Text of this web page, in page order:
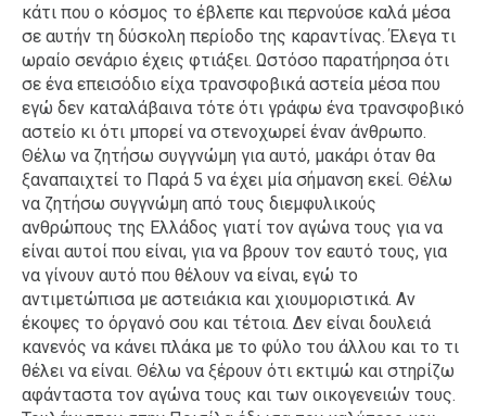
AGENDA
Agenda
Επιλογές
Εισιτήρια
κάτι που ο κόσμος το έβλεπε και περνούσε καλά μέσα
σε αυτήν τη δύσκολη περίοδο της καραντίνας. Έλεγα τι
ωραίο σενάριο έχεις φτιάξει. Ωστόσο παρατήρησα ότι
σε ένα επεισόδιο είχα τρανσφοβικά αστεία μέσα που
εγώ δεν καταλάβαινα τότε ότι γράφω ένα τρανσφοβικό
αστείο κι ότι μπορεί να στενοχωρεί έναν άνθρωπο.
Θέλω να ζητήσω συγγνώμη για αυτό, μακάρι όταν θα
ξαναπαιχτεί το Παρά 5 να έχει μία σήμανση εκεί. Θέλω
να ζητήσω συγγνώμη από τους διεμφυλικούς
ανθρώπους της Ελλάδος γιατί τον αγώνα τους για να
είναι αυτοί που είναι, για να βρουν τον εαυτό τους, για
να γίνουν αυτό που θέλουν να είναι, εγώ το
αντιμετώπισα με αστειάκια και χιουμοριστικά. Αν
έκοψες το όργανό σου και τέτοια. Δεν είναι δουλειά
κανενός να κάνει πλάκα με το φύλο του άλλου και το τι
θέλει να είναι. Θέλω να ξέρουν ότι εκτιμώ και στηρίζω
αφάνταστα τον αγώνα τους και των οικογενειών τους.